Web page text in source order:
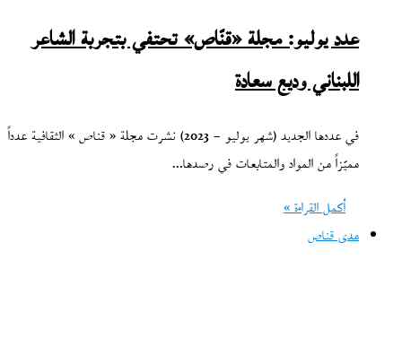
عدد يوليو: مجلة «قنّاص» تحتفي بتجربة الشاعر
اللبناني وديع سعادة
في عددها الجديد (شهر يوليو – 2023) نشرت مجلة « قناص » الثقافية عدداً
مميّزاً من المواد والمتابعات في رصدها…
أكمل القراءة »
مدى قناص